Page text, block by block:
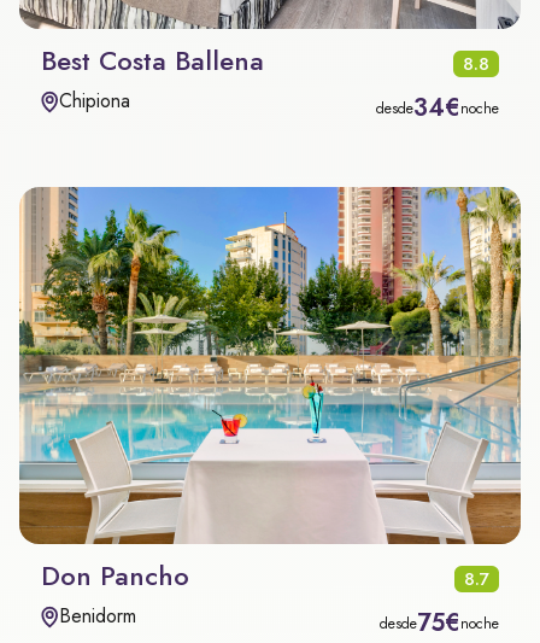
Best Costa Ballena 8.8
Chipiona desde34€noche
Don Pancho 8.7
Benidorm desde75€noche